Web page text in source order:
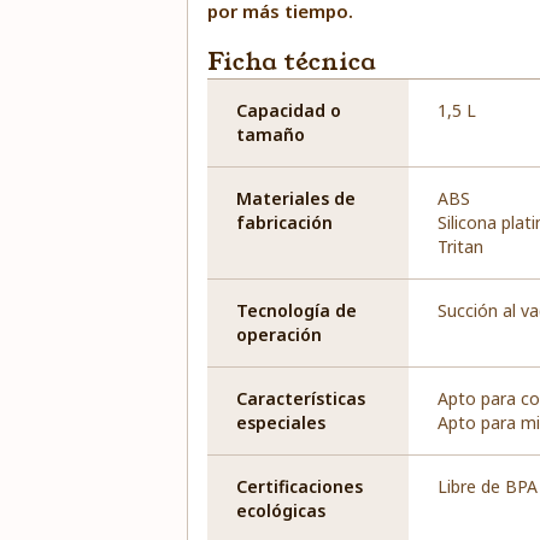
por más tiempo.
Ficha técnica
Capacidad o
tamaño
1,5 L
Materiales de
fabricación
ABS
Silicona
Tritan
Tecnología de
operación
Succión al
Características
especiales
Apto para
Apto para
Certificaciones
ecológicas
Libre de BPA